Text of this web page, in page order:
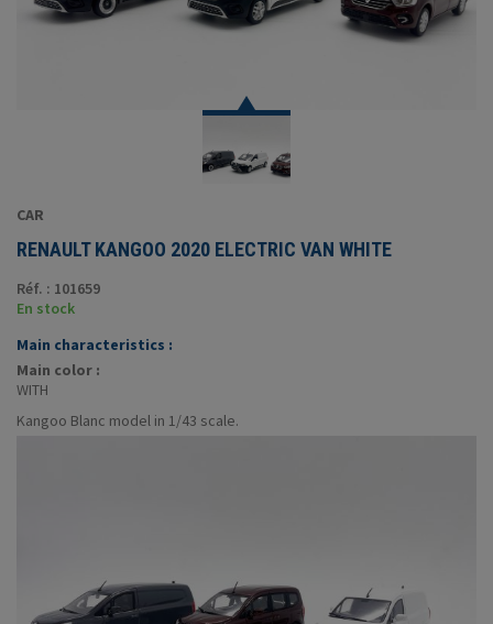
CAR
RENAULT KANGOO 2020 ELECTRIC VAN WHITE
Réf. : 101659
En stock
Main characteristics :
Main color :
WITH
Kangoo Blanc model in 1/43 scale.